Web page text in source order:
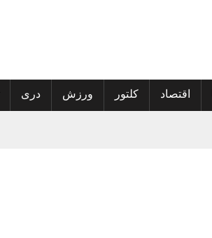
اقتصاد کلتور ورزش دری